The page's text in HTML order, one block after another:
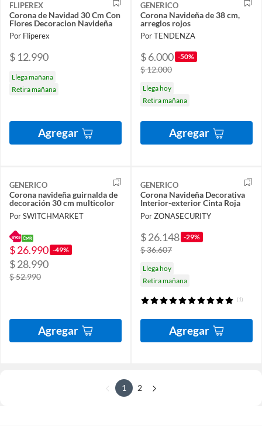
FLIPEREX
Corona de Navidad 30 Cm Con
Flores Decoracion Navideña
Por Fliperex
$ 12.990
Llega mañana
Retira mañana
Agregar
GENERICO
Corona Navideña de 38 cm,
arreglos rojos
Por TENDENZA
$ 6.000 -50%
$ 12.000
Llega hoy
Retira mañana
Agregar
GENERICO
Corona navideña guirnalda de
decoración 30 cm multicolor
Por SWITCHMARKET
$ 26.990 -49%
$ 28.990
$ 52.990
Agregar
GENERICO
Corona Navideña Decorativa
Interior-exterior Cinta Roja
Por ZONASECURITY
$ 26.148 -29%
$ 36.607
Llega hoy
Retira mañana
(1)
Agregar
1 2